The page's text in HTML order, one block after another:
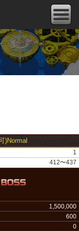
)Normal
1
412〜437
1,500,000
600
0